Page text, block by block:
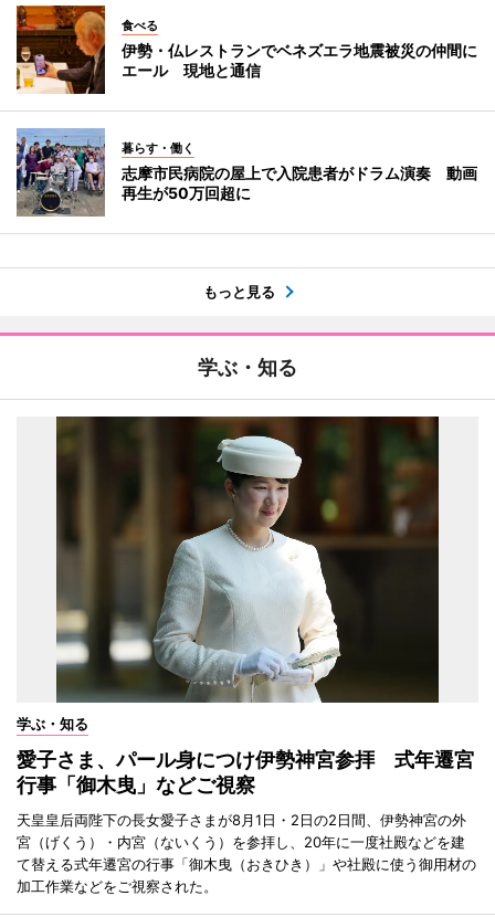
食べる
伊勢・仏レストランでベネズエラ地震被災の仲間に
エール 現地と通信
暮らす・働く
志摩市民病院の屋上で入院患者がドラム演奏 動画
再生が50万回超に
もっと見る
学ぶ・知る
学ぶ・知る
愛子さま、パール身につけ伊勢神宮参拝 式年遷宮
行事「御木曳」などご視察
天皇皇后両陛下の長女愛子さまが8月1日・2日の2日間、伊勢神宮の外
宮（げくう）・内宮（ないくう）を参拝し、20年に一度社殿などを建
て替える式年遷宮の行事「御木曳（おきひき）」や社殿に使う御用材の
加工作業などをご視察された。